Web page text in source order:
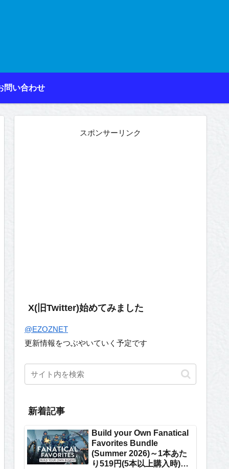
問い合わせ
スポンサーリンク
X(旧Twitter)始めてみました
@EZOZNET
更新情報をつぶやいていく予定です
新着記事
Build your Own Fanatical
Favorites Bundle
(Summer 2026)～1本あた
り519円(5本以上購入時)な